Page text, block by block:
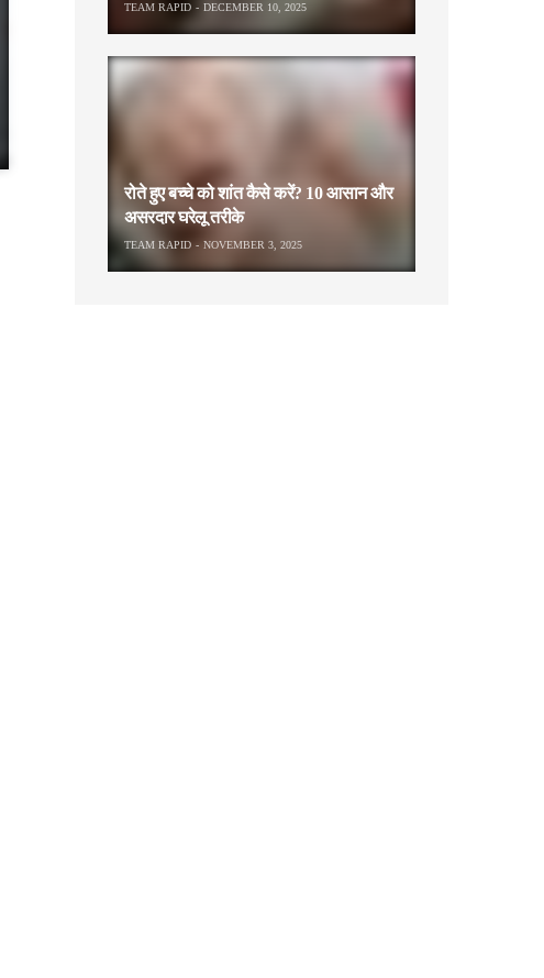
TEAM RAPID DECEMBER 10, 2025
रोते हुए बच्चे को शांत कैसे करें? 10 आसान और
असरदार घरेलू तरीके
TEAM RAPID NOVEMBER 3, 2025